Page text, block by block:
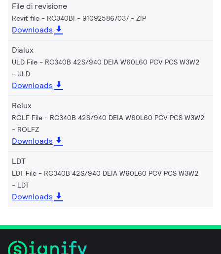
File di revisione
Revit file - RC340BI - 910925867037 ZIP
Downloads
Dialux
ULD File - RC340B 42S/940 DEIA W60L60 PCV PCS W3W2
ULD
Downloads
Relux
ROLF File - RC340B 42S/940 DEIA W60L60 PCV PCS W3W2
ROLFZ
Downloads
LDT
LDT File - RC340B 42S/940 DEIA W60L60 PCV PCS W3W2
LDT
Downloads